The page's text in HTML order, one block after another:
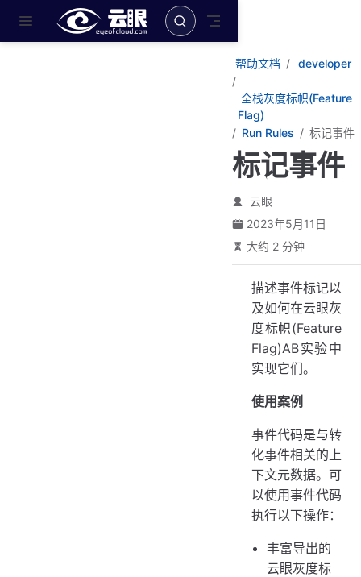
跳至主要內容
帮助文档 developer
全栈灰度标帜(Feature
Flag)
Run Rules
标记事件
标记事件
云眼
2023年5月11日
大约 2 分钟
描述事件标记以
及如何在云眼灰
度标帜(Feature
Flag)AB实验中
实现它们。
使用案例
事件代码是与转
化事件相关的上
下文元数据。可
以使用事件代码
执行以下操作：
丰富导出的
云眼灰度标